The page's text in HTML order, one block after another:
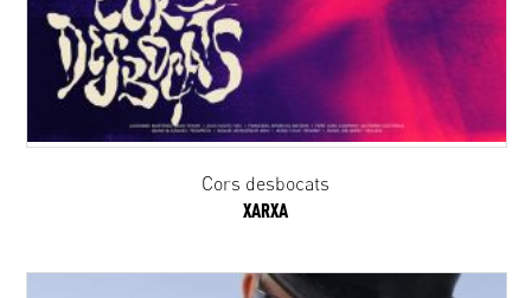
Cors desbocats
XARXA